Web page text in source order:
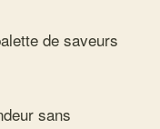
de saveurs
sans